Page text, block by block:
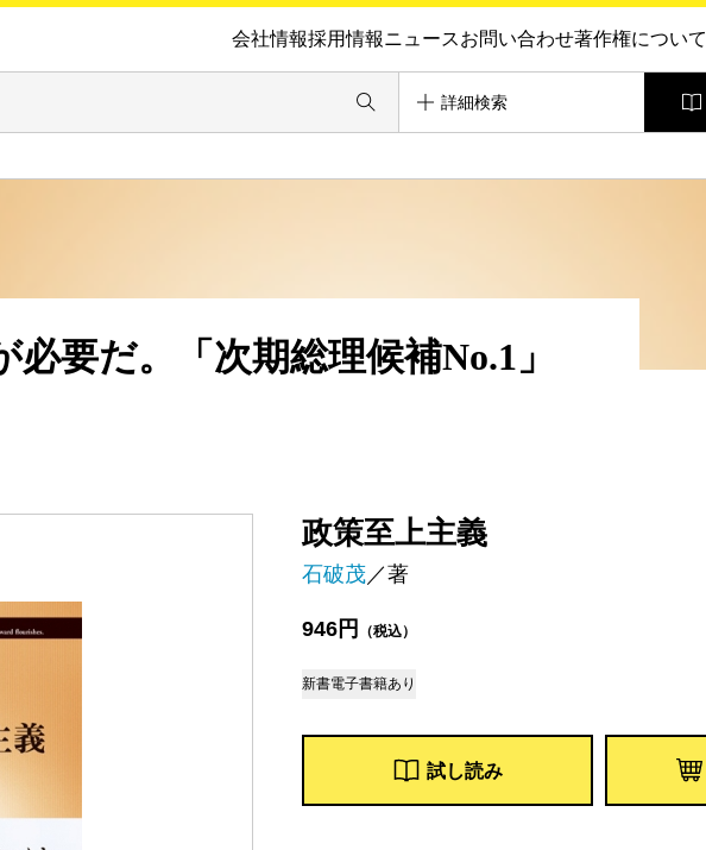
会社情報採用情報ニュースお問い合わせ著作権について
詳細検索
政策至上主義
石破茂／著
946円 （税込）
新書電子書籍あり
試し読み
要だ。「次期総理候補No.1」